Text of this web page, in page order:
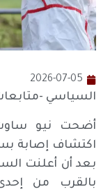
2026-07-05
السياسي -
أضحت نيو ساوث
بعد أن أعلنت
بالقرب من